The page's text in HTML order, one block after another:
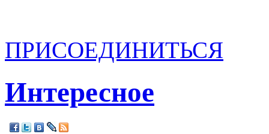
ПРИСОЕДИНИТЬСЯ
Интересное